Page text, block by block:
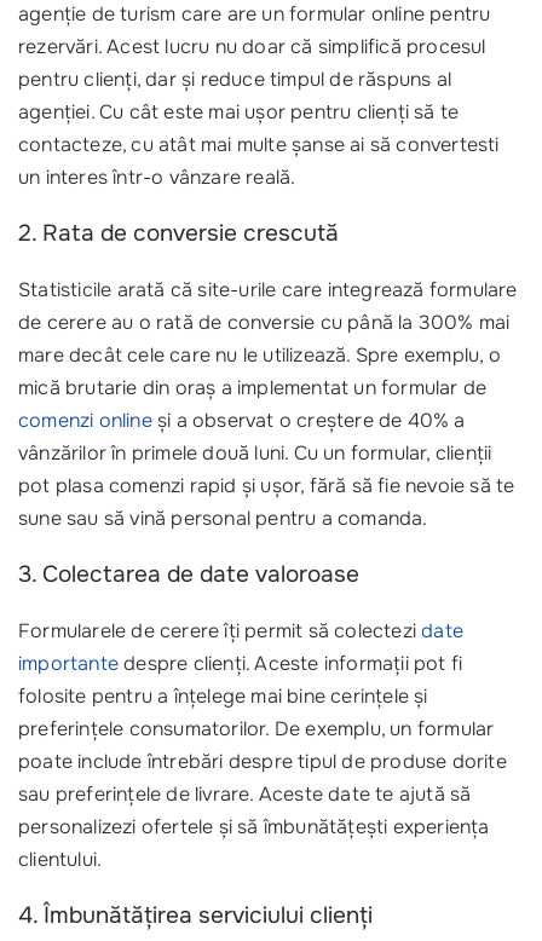
agenție de turism care are un formular online pentru
rezervări. Acest lucru nu doar că simplifică procesul
pentru clienți, dar și reduce timpul de răspuns al
agenției. Cu cât este mai ușor pentru clienți să te
contacteze, cu atât mai multe șanse ai să convertesti
un interes într-o vânzare reală.
2. Rata de conversie crescută
Statisticile arată că site-urile care integrează formulare
de cerere au o rată de conversie cu până la 300% mai
mare decât cele care nu le utilizează. Spre exemplu, o
mică brutarie din oraș a implementat un formular de
comenzi onlineși a observat o creștere de 40% a
vânzărilor în primele două luni. Cu un formular, clienții
pot plasa comenzi rapid și ușor, fără să fie nevoie să te
sune sau să vină personal pentru a comanda.
3. Colectarea de date valoroase
Formularele de cerere îți permit să colectezidate
importantedespre clienți. Aceste informații pot fi
folosite pentru a înțelege mai bine cerințele și
preferințele consumatorilor. De exemplu, un formular
poate include întrebări despre tipul de produse dorite
sau preferințele de livrare. Aceste date te ajută să
personalizezi ofertele și să îmbunătățești experiența
clientului.
4. Îmbunătățirea serviciului clienți